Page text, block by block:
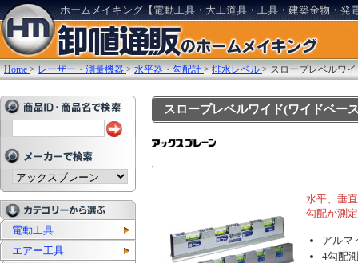
ホームメイキング【電動工具・大工道具・工具・建築金物・発
Home >レーザー・測量機器 >水平器・勾配計 >排水レベル >スロープレベルワ
電動工具
エアー工具
スロープレベルワイド(ワイドベ
'
水平、垂
勾配が測
アルマ
4勾配